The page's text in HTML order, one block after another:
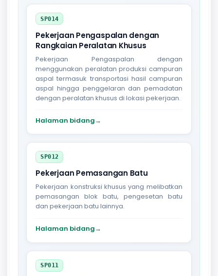
SP014
Pekerjaan Pengaspalan dengan
Rangkaian Peralatan Khusus
Pekerjaan Pengaspalan dengan
menggunakan peralatan produksi campuran
aspal termasuk transportasi hasil campuran
aspal hingga penggelaran dan pemadatan
dengan peralatan khusus di lokasi pekerjaan.
Halaman bidang→
SP012
Pekerjaan Pemasangan Batu
Pekerjaan konstruksi khusus yang melibatkan
pemasangan blok batu, pengesetan batu
dan pekerjaan batu lainnya.
Halaman bidang→
SP011